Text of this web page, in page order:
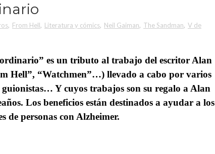
, From Hell, Literatura y cómics, Neil Gaiman, The Sandman, V de
es un tributo al trabajo del escritor Alan
Hell”, “Watchmen”…) llevado a cabo por varios
Y cuyos trabajos son su regalo a Alan
Los beneficios están destinados a ayudar a los
de personas con Alzheimer.